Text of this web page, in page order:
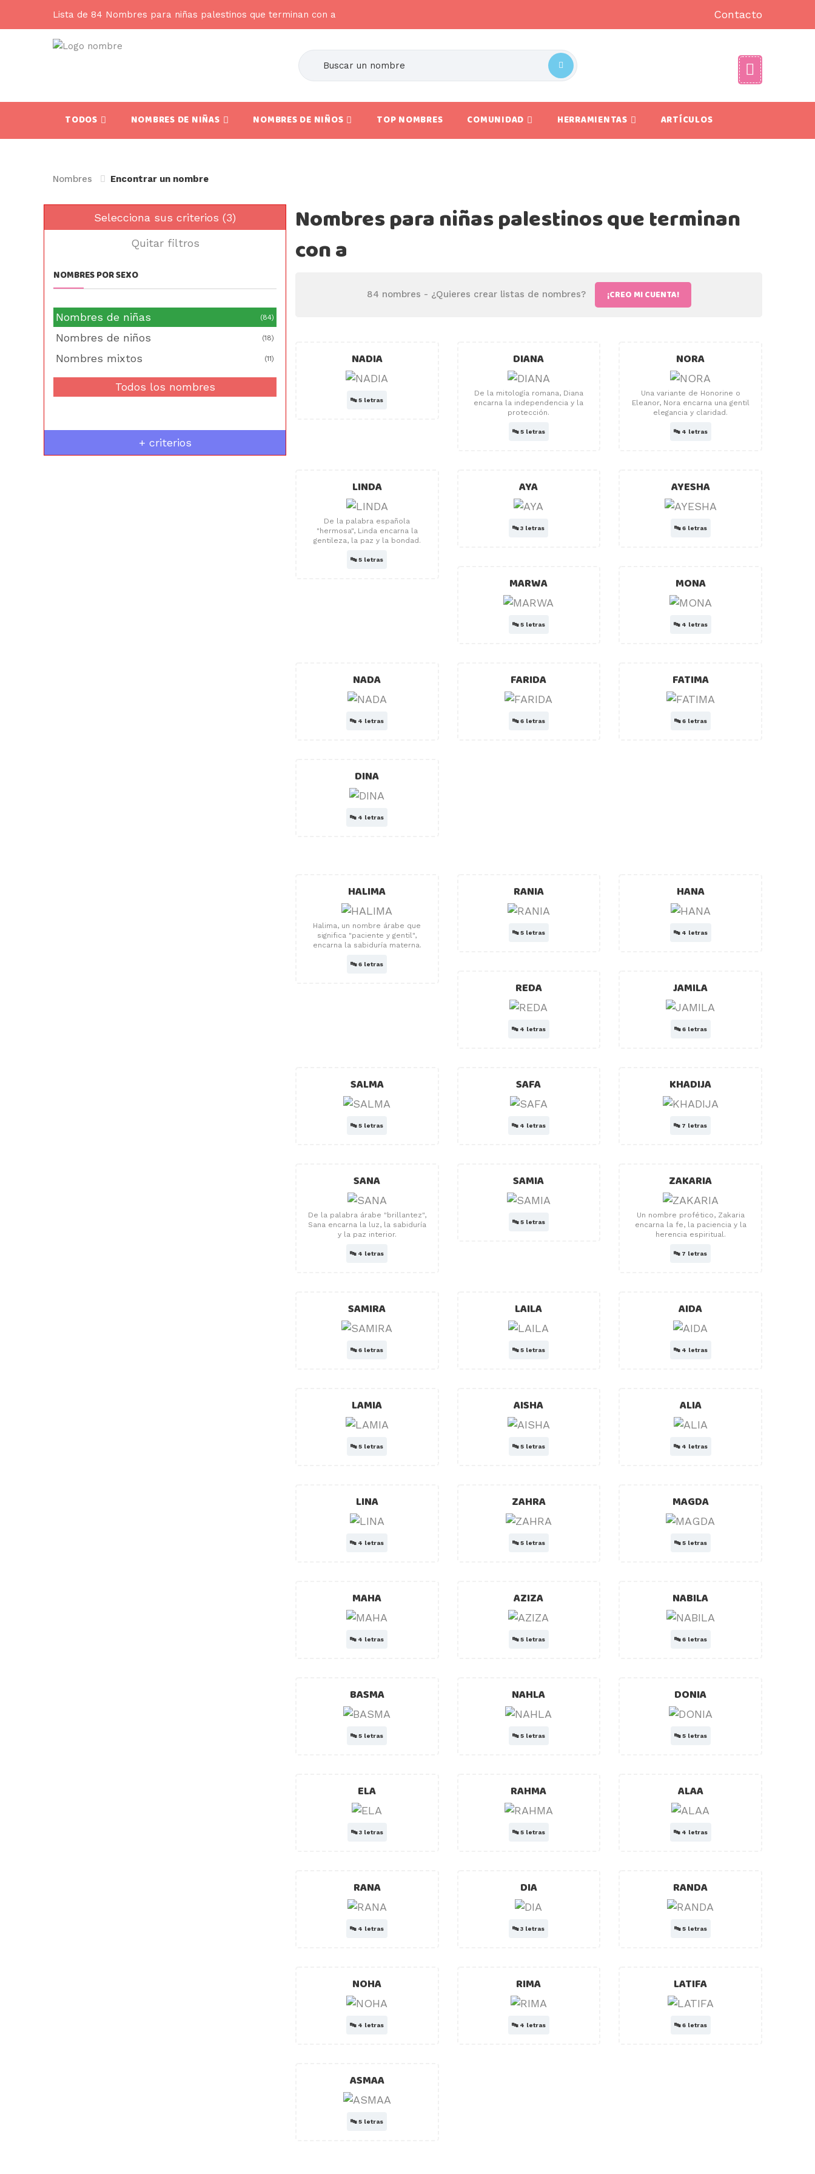
Lista de 84 Nombres para niñas palestinos que terminan con a Contacto
TODOS NOMBRES DE NIÑAS NOMBRES DE NIÑOS TOP NOMBRES COMUNIDAD HERRAMIENTAS ARTÍCULOS
Nombres Encontrar un nombre
Selecciona sus criterios (3)
Quitar filtros
NOMBRES POR SEXO
Nombres de niñas (84)
Nombres de niños (18)
Nombres mixtos (11)
Todos los nombres
+ criterios
Nombres para niñas palestinos que terminan
con a
84 nombres - ¿Quieres crear listas de nombres? ¡CREO MI CUENTA!
NADIA
🔤5 letras
DIANA
De la mitología romana, Diana
encarna la independencia y la
protección.
🔤5 letras
NORA
Una variante de Honorine o
Eleanor, Nora encarna una gentil
elegancia y claridad.
🔤 4 letras
LINDA
De la palabra española
"hermosa", Linda encarna la
gentileza, la paz y la bondad.
🔤5 letras
AYA
🔤3 letras
AYESHA
🔤6 letras
MARWA
🔤5 letras
MONA
🔤 4 letras
NADA
🔤 4 letras
FARIDA
🔤6 letras
FATIMA
🔤6 letras
DINA
🔤 4 letras
HALIMA
Halima, un nombre árabe que
significa "paciente y gentil",
encarna la sabiduría materna.
🔤6 letras
RANIA
🔤5 letras
HANA
🔤 4 letras
REDA
🔤 4 letras
JAMILA
🔤6 letras
SALMA
🔤5 letras
SAFA
🔤 4 letras
KHADIJA
🔤 7 letras
SANA
De la palabra árabe "brillantez",
Sana encarna la luz, la sabiduría
y la paz interior.
🔤 4 letras
SAMIA
🔤5 letras
ZAKARIA
Un nombre profético, Zakaria
encarna la fe, la paciencia y la
herencia espiritual.
🔤 7 letras
SAMIRA
🔤6 letras
LAILA
🔤5 letras
AIDA
🔤 4 letras
LAMIA
🔤5 letras
AISHA
🔤5 letras
ALIA
🔤 4 letras
LINA
🔤 4 letras
ZAHRA
🔤5 letras
MAGDA
🔤5 letras
MAHA
🔤 4 letras
AZIZA
🔤5 letras
NABILA
🔤6 letras
BASMA
🔤5 letras
NAHLA
🔤5 letras
DONIA
🔤5 letras
ELA
🔤3 letras
RAHMA
🔤5 letras
ALAA
🔤 4 letras
RANA
🔤 4 letras
DIA
🔤3 letras
RANDA
🔤5 letras
NOHA
🔤 4 letras
RIMA
🔤 4 letras
LATIFA
🔤6 letras
ASMAA
🔤5 letras